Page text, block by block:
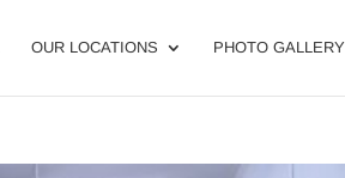
OUR LOCATIONS PHOTO GALLERY